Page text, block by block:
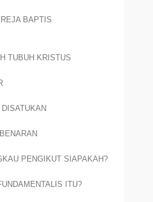
BAPTIS
TUBUH KRISTUS
PENGIKUT SIAPAKAH?
ITU?